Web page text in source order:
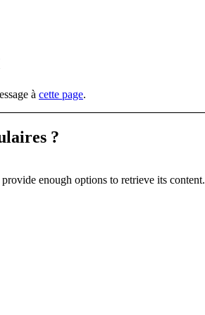
à cette page.
?
enough options to retrieve its content.